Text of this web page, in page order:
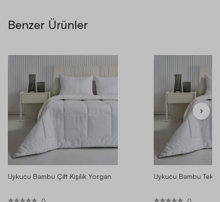
ÜRÜN YORUMLARI
Tüm Yorumlar 4.70 / 5 (9 Yorum)
SIRALAMA
Benzer Ürünler
Uykucu Bambu Çift Kişilik Yorgan Uykucu Bambu Tek